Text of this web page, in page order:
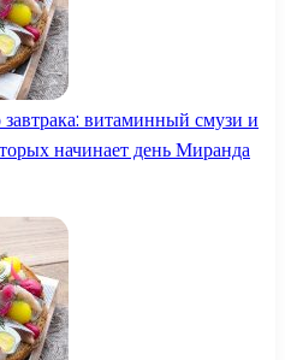
витаминный смузи и
начинает день Миранда